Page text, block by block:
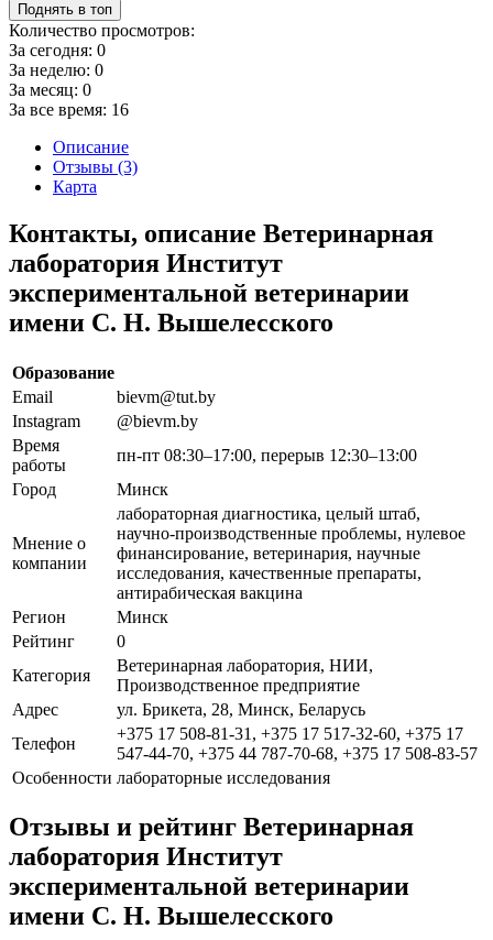
Поднять в топ
Количество просмотров:
За сегодня: 0
За неделю: 0
За месяц: 0
За все время: 16
Описание
Отзывы (3)
Карта
Контакты, описание Ветеринарная
лаборатория Институт
экспериментальной ветеринарии
имени С. Н. Вышелесского
Образование
Email
bievm@tut.by
Instagram
@bievm.by
Время
работы
пн-пт 08:30–17:00, перерыв 12:30–13:00
Город
Минск
Мнение о
компании
лабораторная диагностика, целый штаб,
научно-производственные проблемы, нулевое
финансирование, ветеринария, научные
исследования, качественные препараты,
антирабическая вакцина
Регион
Минск
Рейтинг
0
Категория
Ветеринарная лаборатория, НИИ,
Производственное предприятие
Адрес
ул. Брикета, 28, Минск, Беларусь
Телефон
+375 17 508-81-31, +375 17 517-32-60, +375 17
547-44-70, +375 44 787-70-68, +375 17 508-83-57
Особенности лабораторные исследования
Отзывы и рейтинг Ветеринарная
лаборатория Институт
экспериментальной ветеринарии
имени С. Н. Вышелесского